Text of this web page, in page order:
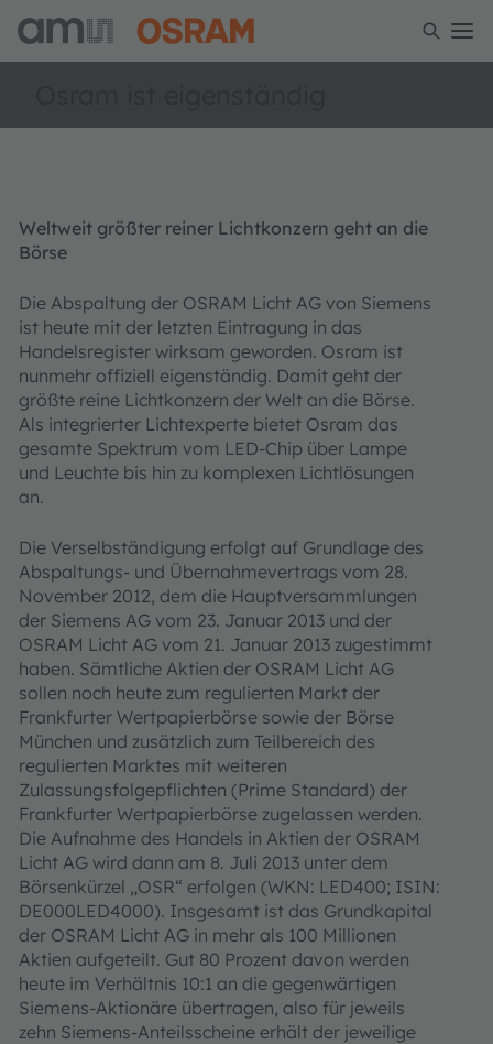
Weltweit größter reiner Lichtkonzern geht an die
Börse
Die Abspaltung der OSRAM Licht AG von Siemens
ist heute mit der letzten Eintragung in das
Handelsregister wirksam geworden. Osram ist
nunmehr offiziell eigenständig. Damit geht der
größte reine Lichtkonzern der Welt an die Börse.
Als integrierter Lichtexperte bietet Osram das
gesamte Spektrum vom LED-Chip über Lampe
und Leuchte bis hin zu komplexen Lichtlösungen
an.
Die Verselbständigung erfolgt auf Grundlage des
Abspaltungs- und Übernahmevertrags vom 28.
November 2012, dem die Hauptversammlungen
der Siemens AG vom 23. Januar 2013 und der
OSRAM Licht AG vom 21. Januar 2013 zugestimmt
haben. Sämtliche Aktien der OSRAM Licht AG
sollen noch heute zum regulierten Markt der
Frankfurter Wertpapierbörse sowie der Börse
München und zusätzlich zum Teilbereich des
regulierten Marktes mit weiteren
Zulassungsfolgepflichten (Prime Standard) der
Frankfurter Wertpapierbörse zugelassen werden.
Die Aufnahme des Handels in Aktien der OSRAM
Licht AG wird dann am 8. Juli 2013 unter dem
Börsenkürzel „OSR“ erfolgen (WKN: LED400; ISIN:
DE000LED4000). Insgesamt ist das Grundkapital
der OSRAM Licht AG in mehr als 100 Millionen
Aktien aufgeteilt. Gut 80 Prozent davon werden
heute im Verhältnis 10:1 an die gegenwärtigen
Siemens-Aktionäre übertragen, also für jeweils
zehn Siemens-Anteilsscheine erhält der jeweilige